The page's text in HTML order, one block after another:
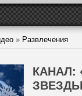
» Развлечения
КАНАЛ: